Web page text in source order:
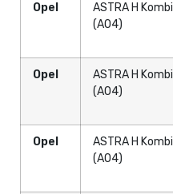
Opel
ASTRA H Kombi
(A04)
Opel
ASTRA H Kombi
(A04)
Opel
ASTRA H Kombi
(A04)